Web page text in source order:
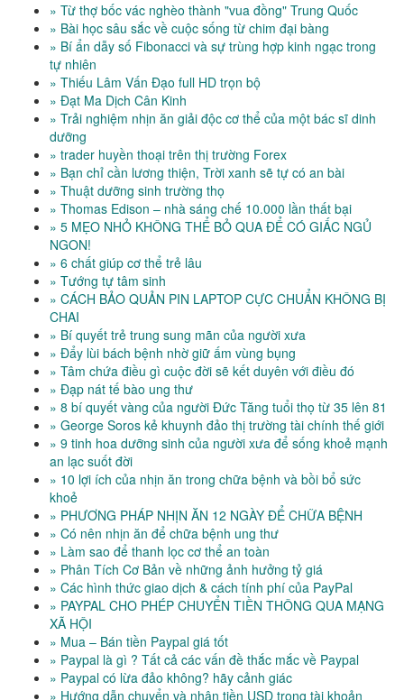
» Từ thợ bốc vác nghèo thành "vua đồng" Trung Quốc
» Bài học sâu sắc về cuộc sống từ chim đại bàng
» Bí ẩn dẫy số Fibonacci và sự trùng hợp kinh ngạc trong
tự nhiên
» Thiếu Lâm Vấn Đạo full HD trọn bộ
» Đạt Ma Dịch Cân Kinh
» Trải nghiệm nhịn ăn giải độc cơ thể của một bác sĩ dinh
dưỡng
» trader huyền thoại trên thị trường Forex
» Bạn chỉ cần lương thiện, Trời xanh sẽ tự có an bài
» Thuật dưỡng sinh trường thọ
» Thomas Edison – nhà sáng chế 10.000 lần thất bại
» 5 MẸO NHỎ KHÔNG THỂ BỎ QUA ĐỂ CÓ GIẤC NGỦ
NGON!
» 6 chất giúp cơ thể trẻ lâu
» Tướng tự tâm sinh
» CÁCH BẢO QUẢN PIN LAPTOP CỰC CHUẨN KHÔNG BỊ
CHAI
» Bí quyết trẻ trung sung mãn của người xưa
» Đẩy lùi bách bệnh nhờ giữ ấm vùng bụng
» Tâm chứa điều gì cuộc đời sẽ kết duyên với điều đó
» Đạp nát tế bào ung thư
» 8 bí quyết vàng của người Đức Tăng tuổi thọ từ 35 lên 81
» George Soros kẻ khuynh đảo thị trường tài chính thế giới
» 9 tinh hoa dưỡng sinh của người xưa để sống khoẻ mạnh
an lạc suốt đời
» 10 lợi ích của nhịn ăn trong chữa bệnh và bồi bổ sức
khoẻ
» PHƯƠNG PHÁP NHỊN ĂN 12 NGÀY ĐỂ CHỮA BỆNH
» Có nên nhịn ăn để chữa bệnh ung thư
» Làm sao để thanh lọc cơ thể an toàn
» Phân Tích Cơ Bản về những ảnh hưởng tỷ giá
» Các hình thức giao dịch & cách tính phí của PayPal
» PAYPAL CHO PHÉP CHUYỂN TIỀN THÔNG QUA MẠNG
XÃ HỘI
» Mua – Bán tiền Paypal giá tốt
» Paypal là gì ? Tất cả các vấn đề thắc mắc về Paypal
» Paypal có lừa đảo không? hãy cảnh giác
» Hướng dẫn chuyển và nhận tiền USD trong tài khoản